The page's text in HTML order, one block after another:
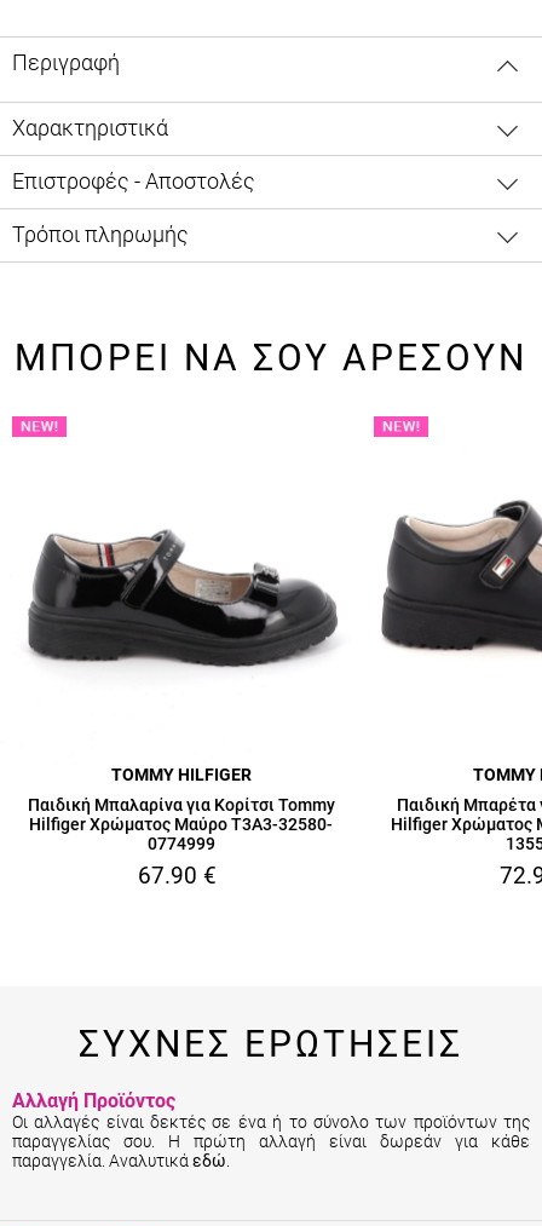
Περιγραφή
Χαρακτηριστικά
Επιστροφές - Αποστολές
Τρόποι πληρωμής
ΜΠΟΡΕΙ ΝΑ ΣΟΥ ΑΡΕΣΟΥΝ
TOMMY HILFIGER
Παιδική Μπαλαρίνα για Κορίτσι Tommy
Hilfiger Χρώματος Μαύρο T3A3-32580-
0774999
67.90 €
TOMMY
Παιδική Μπαρέτα
Hilfiger Χρώματος
ΣΥΧΝΕΣ ΕΡΩΤΗΣΕΙΣ
Αλλαγή Προϊόντος
Οι αλλαγές είναι δεκτές σε ένα ή το σύνολο των προϊόντων της
παραγγελίας σου. Η πρώτη αλλαγή είναι δωρεάν για κάθε
παραγγελία. Αναλυτικά εδώ